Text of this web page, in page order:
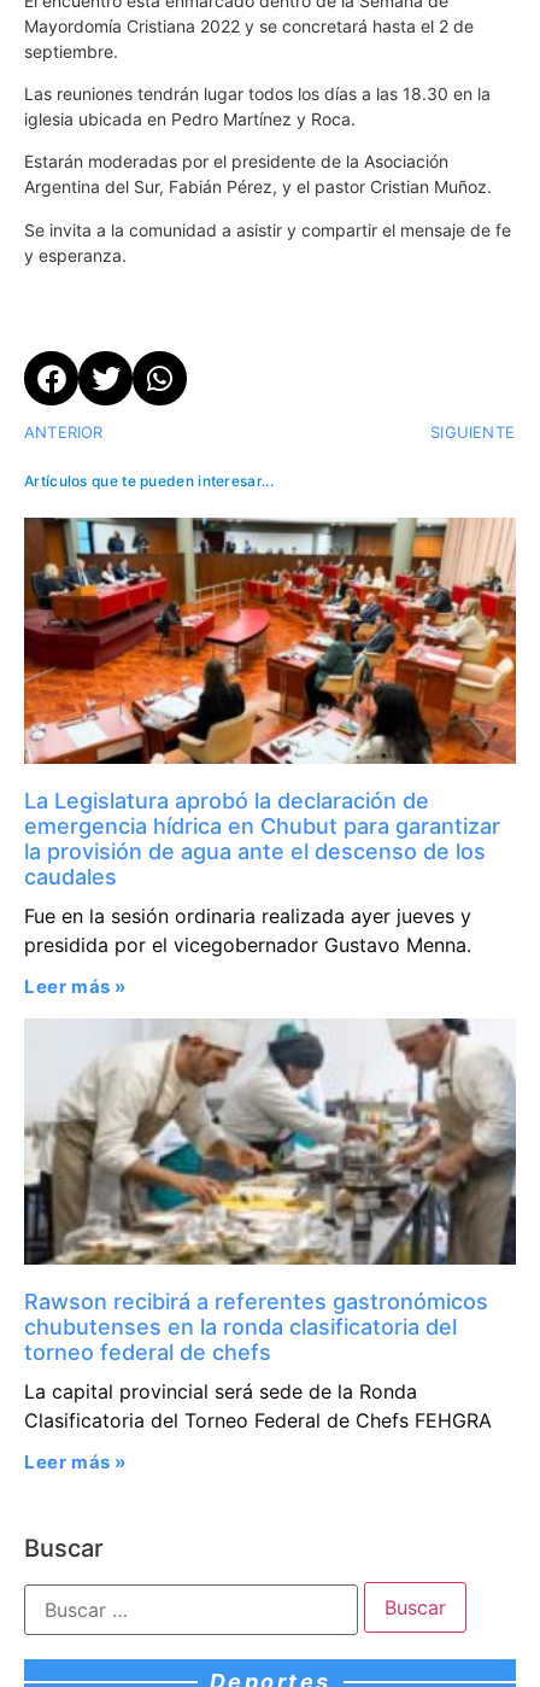
Mayordomía Cristiana 2022 y se concretará hasta el 2 de
septiembre.
Las reuniones tendrán lugar todos los días a las 18.30 en la
iglesia ubicada en Pedro Martínez y Roca.
Estarán moderadas por el presidente de la Asociación
Argentina del Sur, Fabián Pérez, y el pastor Cristian Muñoz.
Se invita a la comunidad a asistir y compartir el mensaje de fe
y esperanza.
ANTERIOR SIGUIENTE
Artículos que te pueden interesar...
La Legislatura aprobó la declaración de
emergencia hídrica en Chubut para garantizar
la provisión de agua ante el descenso de los
caudales
Fue en la sesión ordinaria realizada ayer jueves y
presidida por el vicegobernador Gustavo Menna.
Leer más »
Rawson recibirá a referentes gastronómicos
chubutenses en la ronda clasificatoria del
torneo federal de chefs
La capital provincial será sede de la Ronda
Clasificatoria del Torneo Federal de Chefs FEHGRA
Leer más »
Buscar
Deportes